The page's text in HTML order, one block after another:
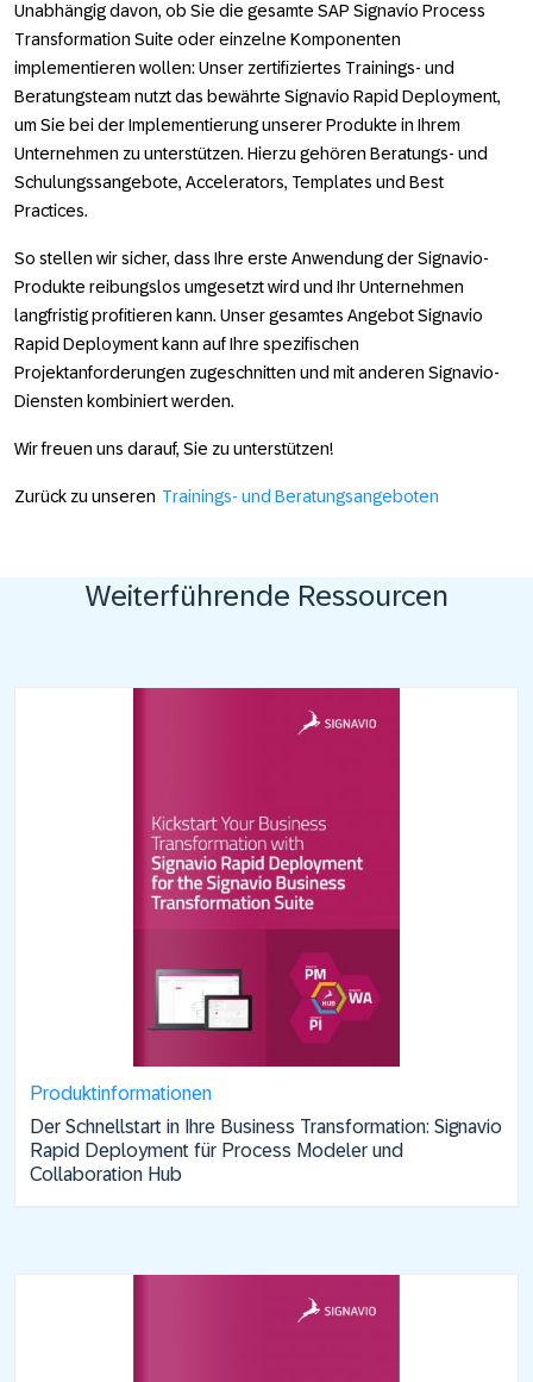
Unabhängig davon, ob Sie die gesamte SAP Signavio Process
Transformation Suite oder einzelne Komponenten
implementieren wollen: Unser zertifiziertes Trainings- und
Beratungsteam nutzt das bewährte Signavio Rapid Deployment,
um Sie bei der Implementierung unserer Produkte in Ihrem
Unternehmen zu unterstützen. Hierzu gehören Beratungs- und
Schulungssangebote, Accelerators, Templates und Best
Practices.
So stellen wir sicher, dass Ihre erste Anwendung der Signavio-
Produkte reibungslos umgesetzt wird und Ihr Unternehmen
langfristig profitieren kann. Unser gesamtes Angebot Signavio
Rapid Deployment kann auf Ihre spezifischen
Projektanforderungen zugeschnitten und mit anderen Signavio-
Diensten kombiniert werden.
Wir freuen uns darauf, Sie zu unterstützen!
Zurück zu unseren Trainings- und Beratungsangeboten
Weiterführende Ressourcen
Produkt­informationen
Der Schnellstart in Ihre Business Transformation: Signavio
Rapid Deployment für Process Modeler und
Collaboration Hub